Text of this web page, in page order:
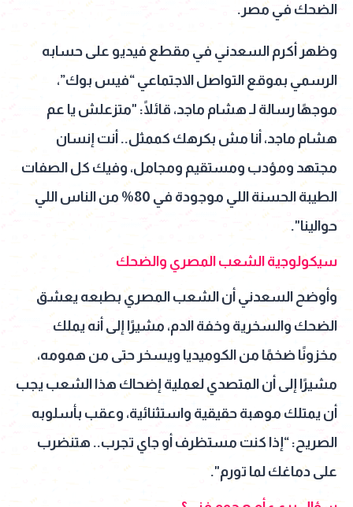
الضحك في مصر.
وظهر أكرم السعدني في مقطع فيديو على حسابه
الرسمي بموقع التواصل الاجتماعي “فيس بوك”،
موجهًا رسالة لـ هشام ماجد، قائلًا: "متزعلش يا عم
هشام ماجد، أنا مش بكرهك كممثل.. أنت إنسان
مجتهد ومؤدب ومستقيم ومجامل، وفيك كل الصفات
الطيبة الحسنة اللي موجودة في 80% من الناس اللي
حوالينا".
سيكولوجية الشعب المصري والضحك
وأوضح السعدني أن الشعب المصري بطبعه يعشق
الضحك والسخرية وخفة الدم، مشيرًا إلى أنه يملك
مخزونًا ضخمًا من الكوميديا ويسخر حتى من همومه،
مشيرًا إلى أن المتصدي لعملية إضحاك هذا الشعب يجب
أن يمتلك موهبة حقيقية واستثنائية، وعقب بأسلوبه
الصريح: “إذا كنت مستظرف أو جاي تجرب.. هتنضرب
على دماغك لما تورم".